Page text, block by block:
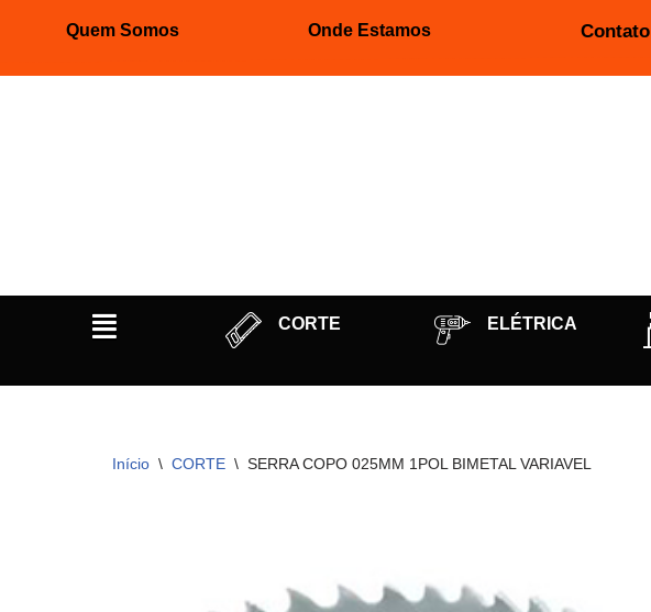
Quem Somos Onde Estamos Contato
CORTE ELÉTRICA
Início \ CORTE \ SERRA COPO 025MM 1POL BIMETAL VARIAVEL